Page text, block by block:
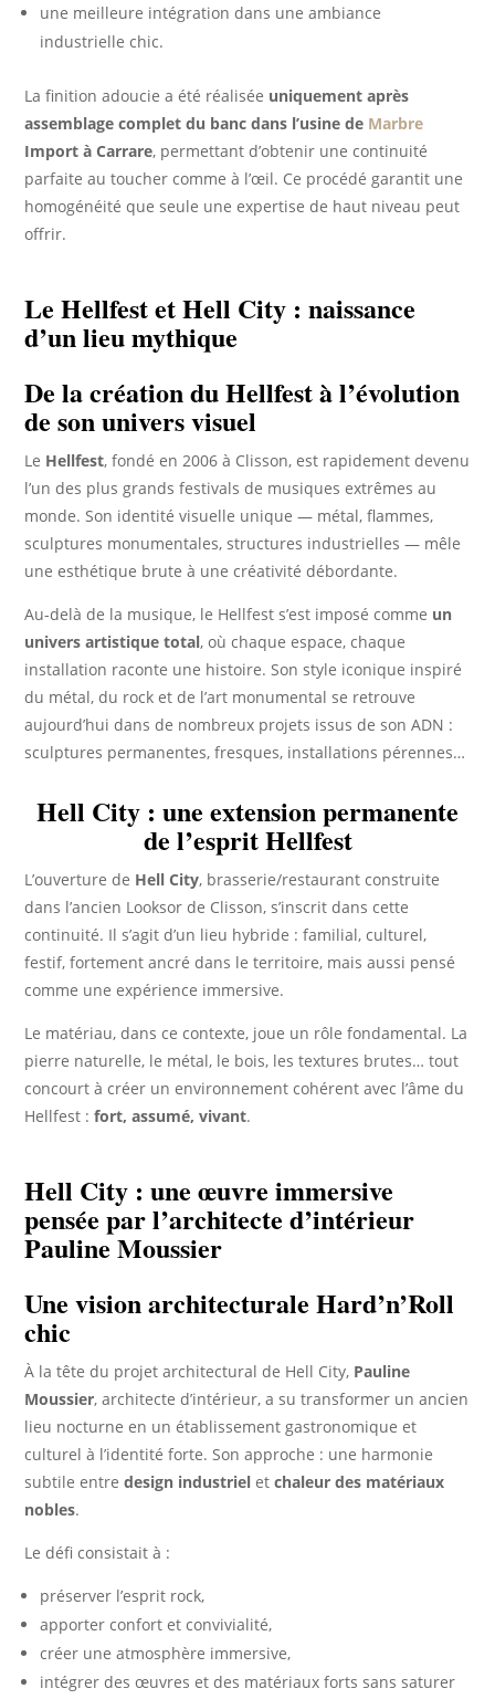
une meilleure intégration dans une ambiance
industrielle chic.
La finition adoucie a été réalisée uniquement après
assemblage complet du banc dans l’usine de Marbre
Import à Carrare, permettant d’obtenir une continuité
parfaite au toucher comme à l’œil. Ce procédé garantit une
homogénéité que seule une expertise de haut niveau peut
offrir.
Le Hellfest et Hell City : naissance
d’un lieu mythique
De la création du Hellfest à l’évolution
de son univers visuel
Le Hellfest, fondé en 2006 à Clisson, est rapidement devenu
l’un des plus grands festivals de musiques extrêmes au
monde. Son identité visuelle unique — métal, flammes,
sculptures monumentales, structures industrielles — mêle
une esthétique brute à une créativité débordante.
Au-delà de la musique, le Hellfest s’est imposé comme un
univers artistique total, où chaque espace, chaque
installation raconte une histoire. Son style iconique inspiré
du métal, du rock et de l’art monumental se retrouve
aujourd’hui dans de nombreux projets issus de son ADN :
sculptures permanentes, fresques, installations pérennes…
Hell City : une extension permanente
de l’esprit Hellfest
L’ouverture de Hell City, brasserie/restaurant construite
dans l’ancien Looksor de Clisson, s’inscrit dans cette
continuité. Il s’agit d’un lieu hybride : familial, culturel,
festif, fortement ancré dans le territoire, mais aussi pensé
comme une expérience immersive.
Le matériau, dans ce contexte, joue un rôle fondamental. La
pierre naturelle, le métal, le bois, les textures brutes… tout
concourt à créer un environnement cohérent avec l’âme du
Hellfest :fort, assumé, vivant.
Hell City : une œuvre immersive
pensée par l’architecte d’intérieur
Pauline Moussier
Une vision architecturale Hard’n’Roll
chic
À la tête du projet architectural de Hell City, Pauline
Moussier, architecte d’intérieur, a su transformer un ancien
lieu nocturne en un établissement gastronomique et
culturel à l’identité forte. Son approche : une harmonie
subtile entredesign industriel etchaleur des matériaux
nobles.
Le défi consistait à :
préserver l’esprit rock,
apporter confort et convivialité,
créer une atmosphère immersive,
intégrer des œuvres et des matériaux forts sans saturer